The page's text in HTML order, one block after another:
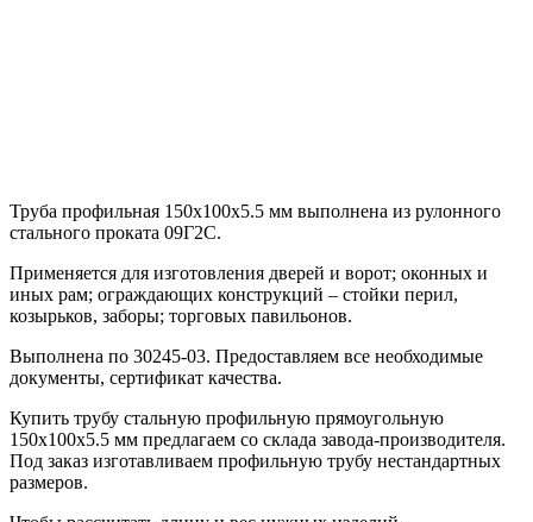
Труба профильная 150х100х5.5 мм выполнена из рулонного
стального проката 09Г2С.
Применяется для изготовления дверей и ворот; оконных и
иных рам; ограждающих конструкций – стойки перил,
козырьков, заборы; торговых павильонов.
Выполнена по 30245-03. Предоставляем все необходимые
документы, сертификат качества.
Купить трубу стальную профильную прямоугольную
150х100х5.5 мм предлагаем со склада завода-производителя.
Под заказ изготавливаем профильную трубу нестандартных
размеров.